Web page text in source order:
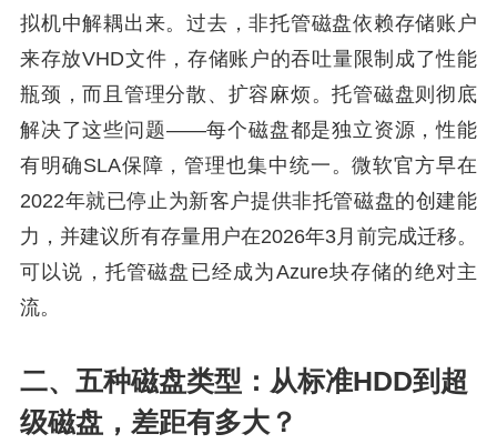
拟机中解耦出来。过去，非托管磁盘依赖存储账户
来存放VHD文件，存储账户的吞吐量限制成了性能
瓶颈，而且管理分散、扩容麻烦。托管磁盘则彻底
解决了这些问题——每个磁盘都是独立资源，性能
有明确SLA保障，管理也集中统一。微软官方早在
2022年就已停止为新客户提供非托管磁盘的创建能
力，并建议所有存量用户在2026年3月前完成迁移。
可以说，托管磁盘已经成为Azure块存储的绝对主
流。
二、五种磁盘类型：从标准HDD到超
级磁盘，差距有多大？